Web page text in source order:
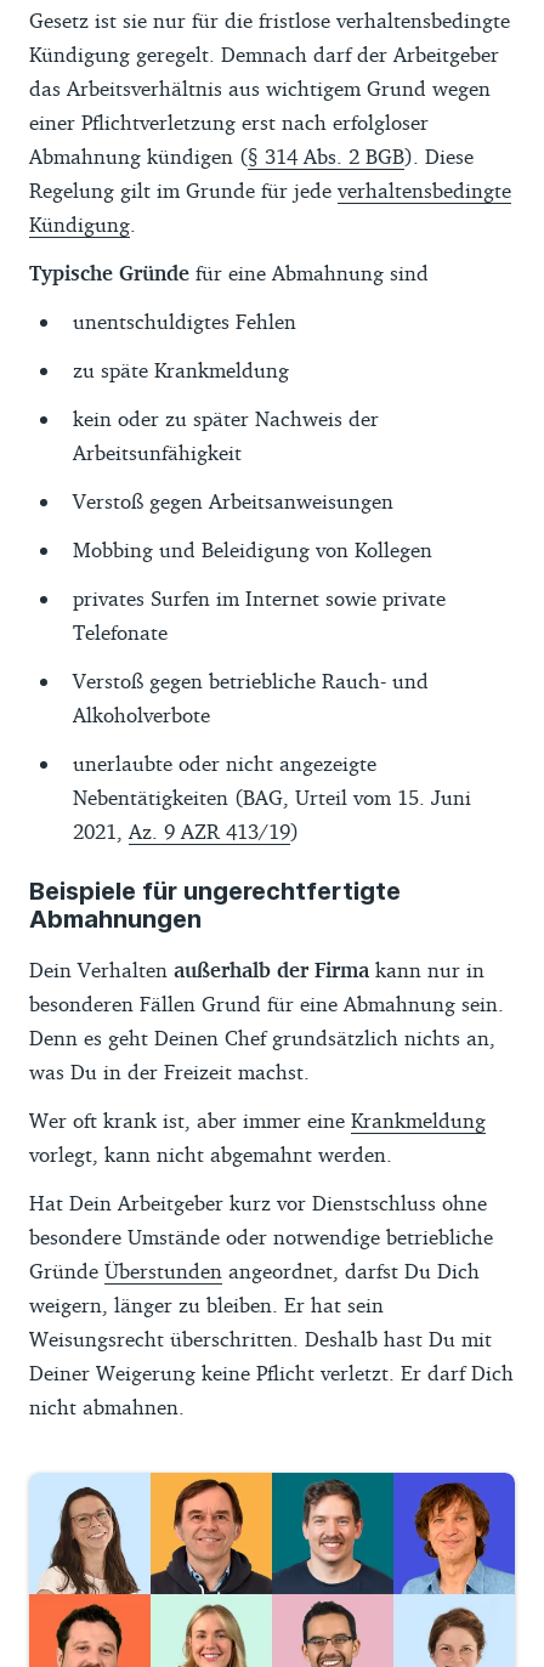
Gesetz ist sie nur für die fristlose verhaltensbedingte
Kündigung geregelt. Demnach darf der Arbeitgeber
das Arbeitsverhältnis aus wichtigem Grund wegen
einer Pflichtverletzung erst nach erfolgloser
Abmahnung kündigen (§ 314 Abs. 2 BGB). Diese
Regelung gilt im Grunde für jede verhaltensbedingte
Kündigung
Typische Gründe für eine Abmahnung sind
unentschuldigtes Fehlen
zu späte Krankmeldung
kein oder zu später Nachweis der
Arbeitsunfähigkeit
Verstoß gegen Arbeitsanweisungen
Mobbing und Beleidigung von Kollegen
privates Surfen im Internet sowie private
Telefonate
Verstoß gegen betriebliche Rauch- und
Alkoholverbote
unerlaubte oder nicht angezeigte
Nebentätigkeiten (BAG, Urteil vom 15. Juni
2021, Az. 9 AZR 413/19)
Beispiele für ungerechtfertigte
Abmahnungen
Dein Verhalten außerhalb der Firma kann nur in
besonderen Fällen Grund für eine Abmahnung sein.
Denn es geht Deinen Chef grundsätzlich nichts an,
was Du in der Freizeit machst.
Wer oft krank ist, aber immer eine Krankmeldung
vorlegt, kann nicht abgemahnt werden.
Hat Dein Arbeitgeber kurz vor Dienstschluss ohne
besondere Umstände oder notwendige betriebliche
Gründe Überstunden angeordnet, darfst Du Dich
weigern, länger zu bleiben. Er hat sein
Weisungsrecht überschritten. Deshalb hast Du mit
Deiner Weigerung keine Pflicht verletzt. Er darf Dich
nicht abmahnen.